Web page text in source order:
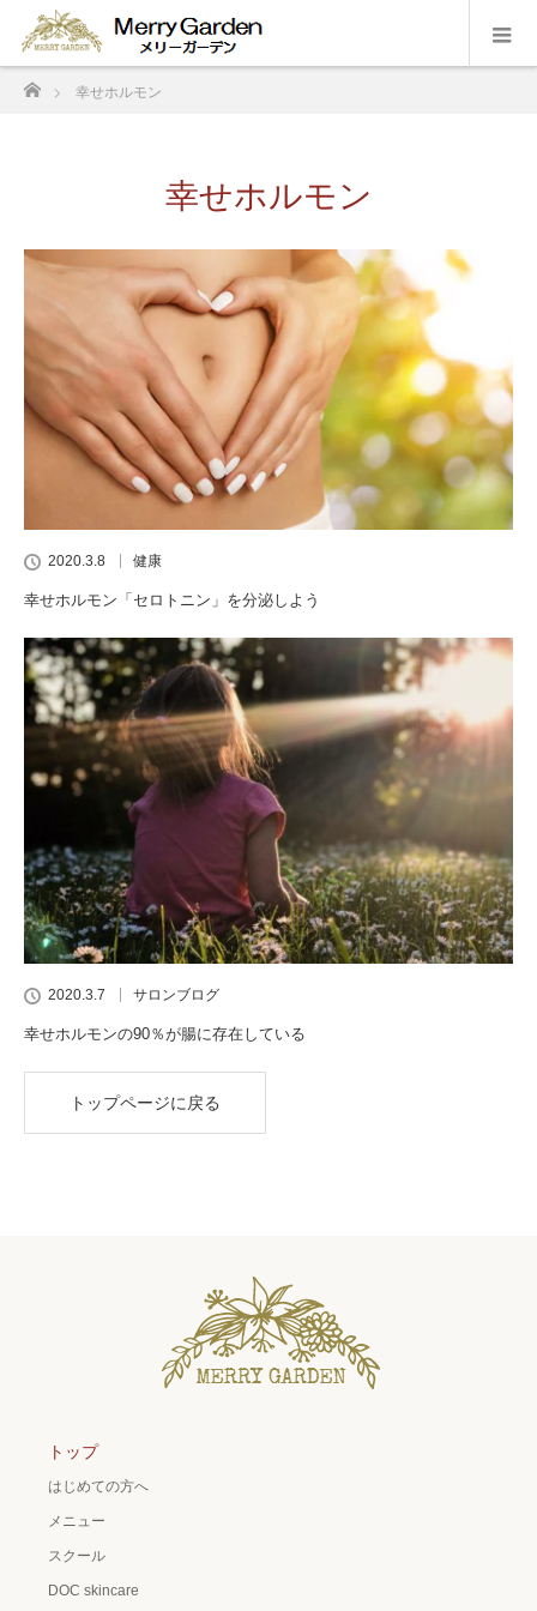
ホーム
幸せホルモン
幸せホルモン
2020.3.8 健康
幸せホルモン「セロトニン」を分泌しよう
2020.3.7 サロンブログ
幸せホルモンの90％が腸に存在している
トップページに戻る
トップ
はじめての方へ
メニュー
スクール
DOC skincare